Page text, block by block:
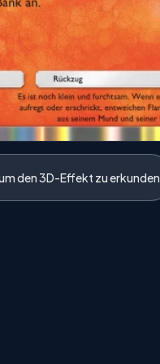
den 3D-Effekt zu erkunden